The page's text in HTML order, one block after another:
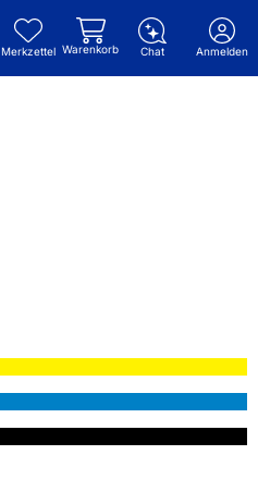
Merkzettel Warenkorb Chat Anmelden